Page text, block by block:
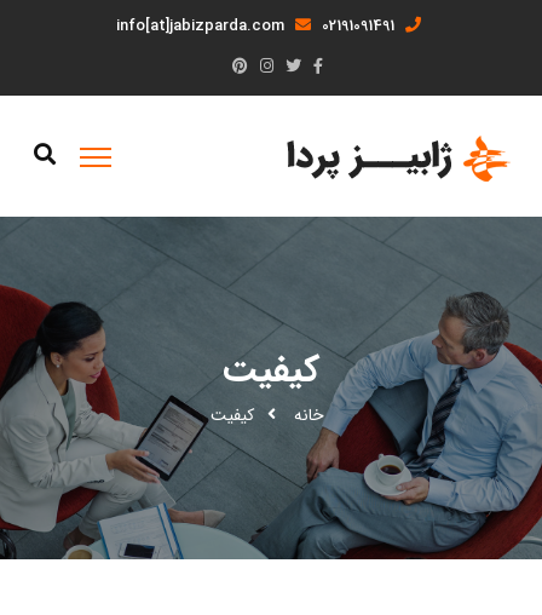
02191091491
info[at]jabizparda.com
کیفیت
خانه کیفیت